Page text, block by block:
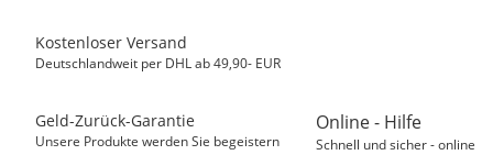
Kostenloser Versand
Deutschlandweit per DHL ab 49,90- EUR
Geld-Zurück-Garantie
Unsere Produkte werden Sie begeistern
Online - Hilfe
Schnell und sicher - online